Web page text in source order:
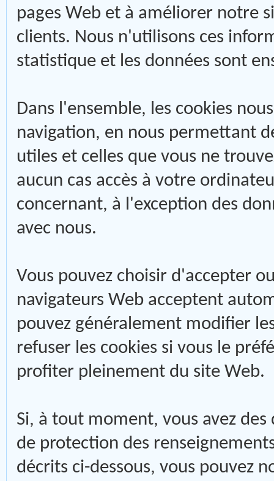
pages Web et à améliorer notre
clients. Nous n'utilisons ces
statistique et les données sont
Dans l'ensemble, les cookies
navigation, en nous permettant
utiles et celles que vous ne
aucun cas accès à votre
concernant, à l'exception des
avec nous.
Vous pouvez choisir d'accepter
navigateurs Web acceptent
pouvez généralement modifier
refuser les cookies si vous le
profiter pleinement du site Web.
Si, à tout moment, vous avez
de protection des
décrits ci-dessous, vous pouvez